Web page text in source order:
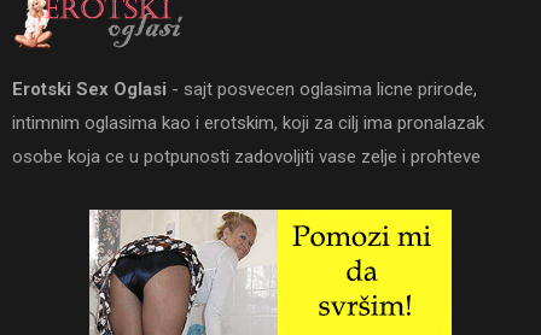
Erotski Sex Oglasi - sajt posvecen oglasima licne prirode,
intimnim oglasima kao i erotskim, koji za cilj ima pronalazak
osobe koja ce u potpunosti zadovoljiti vase zelje i prohteve